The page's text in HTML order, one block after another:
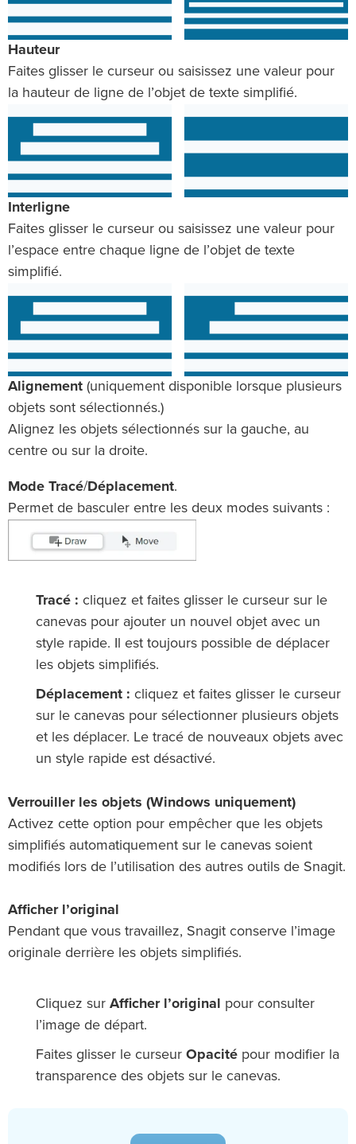
Hauteur
Faites glisser le curseur ou saisissez une valeur pour
la hauteur de ligne de l’objet de texte simplifié.
Interligne
Faites glisser le curseur ou saisissez une valeur pour
l’espace entre chaque ligne de l’objet de texte
simplifié.
Alignement (uniquement disponible lorsque plusieurs
objets sont sélectionnés.)
Alignez les objets sélectionnés sur la gauche, au
centre ou sur la droite.
Mode Tracé/Déplacement.
Permet de basculer entre les deux modes suivants :
Tracé : cliquez et faites glisser le curseur sur le
canevas pour ajouter un nouvel objet avec un
style rapide. Il est toujours possible de déplacer
les objets simplifiés.
Déplacement : cliquez et faites glisser le curseur
sur le canevas pour sélectionner plusieurs objets
et les déplacer. Le tracé de nouveaux objets avec
un style rapide est désactivé.
Verrouiller les objets (Windows uniquement)
Activez cette option pour empêcher que les objets
simplifiés automatiquement sur le canevas soient
modifiés lors de l’utilisation des autres outils de Snagit.
Afficher l’original
Pendant que vous travaillez, Snagit conserve l’image
originale derrière les objets simplifiés.
Cliquez sur Afficher l’original
pour consulter
l’image de départ.
Faites glisser le curseur Opacité pour modifier la
transparence des objets sur le canevas.